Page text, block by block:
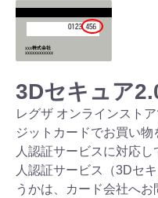
3Dセキュア
レグザ オンラインスト
ジットカードでお買い
人認証サービスに対応
人認証サービス（3Dセ
うかは、カード会社へお